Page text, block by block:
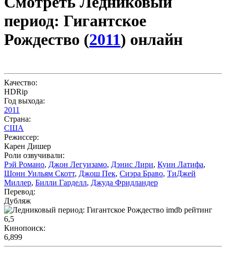
период: Гигантское
Рождество (2011) онлайн
Качество:
HDRip
Год выхода:
2011
Страна:
США
Режиссер:
Карен Дишер
Роли озвучивали:
Рэй Романо, Джон Легуизамо, Дэнис Лири, Куин Латифа,
Шонн Уильям Скотт, Джош Пек, Сиэра Браво, ТиДжей
Миллер, Билли Гарделл, Джуда Фридландер
Перевод:
Дубляж
6,5
Кинопоиск:
6,899